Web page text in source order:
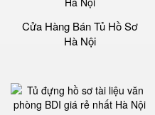
Cửa Hàng Bán Tủ Hồ Sơ
Hà Nội